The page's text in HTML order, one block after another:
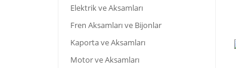
Elektrik ve Aksamları
Fren Aksamları ve Bijonlar
Kaporta ve Aksamları
Motor ve Aksamları